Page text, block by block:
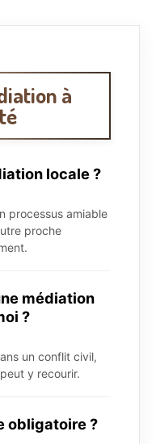
à
locale ?
processus amiable
proche
médiation
?
un conflit civil,
y recourir.
obligatoire ?